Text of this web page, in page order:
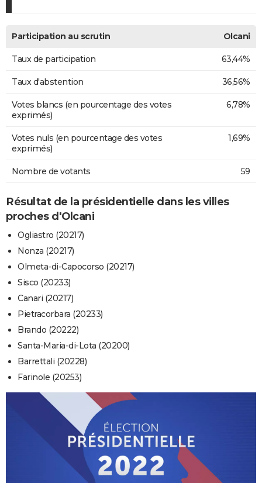
Participation au scrutin Olcani
Taux de participation 63,44%
Taux d'abstention 36,56%
Votes blancs (en pourcentage des votes
exprimés)
6,78%
Votes nuls (en pourcentage des votes
exprimés)
1,69%
Nombre de votants 59
Résultat de la présidentielle dans les villes
proches d'Olcani
Ogliastro (20217)
Nonza (20217)
Olmeta-di-Capocorso (20217)
Sisco (20233)
Canari (20217)
Pietracorbara (20233)
Brando (20222)
Santa-Maria-di-Lota (20200)
Barrettali (20228)
Farinole (20253)